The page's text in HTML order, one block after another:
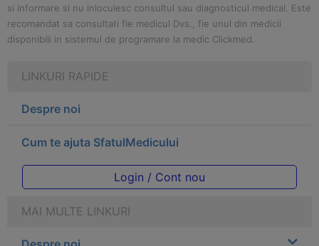
si informare si nu inlocuiesc consultul sau diagnosticul medical. Este
recomandat sa consultati fie medicul Dvs., fie unul din medicii
disponibili in sistemul de programare la medic Clickmed.
LINKURI RAPIDE
Despre noi
Cum te ajuta SfatulMedicului
Login / Cont nou
MAI MULTE LINKURI